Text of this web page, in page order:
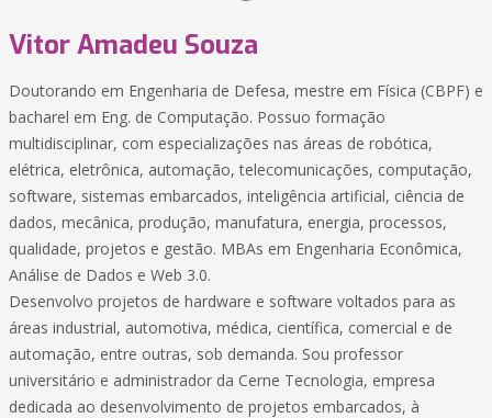
Vitor Amadeu Souza
Doutorando em Engenharia de Defesa, mestre em Física (CBPF) e
bacharel em Eng. de Computação. Possuo formação
multidisciplinar, com especializações nas áreas de robótica,
elétrica, eletrônica, automação, telecomunicações, computação,
software, sistemas embarcados, inteligência artificial, ciência de
dados, mecânica, produção, manufatura, energia, processos,
qualidade, projetos e gestão. MBAs em Engenharia Econômica,
Análise de Dados e Web 3.0.
Desenvolvo projetos de hardware e software voltados para as
áreas industrial, automotiva, médica, científica, comercial e de
automação, entre outras, sob demanda. Sou professor
universitário e administrador da Cerne Tecnologia, empresa
dedicada ao desenvolvimento de projetos embarcados, à